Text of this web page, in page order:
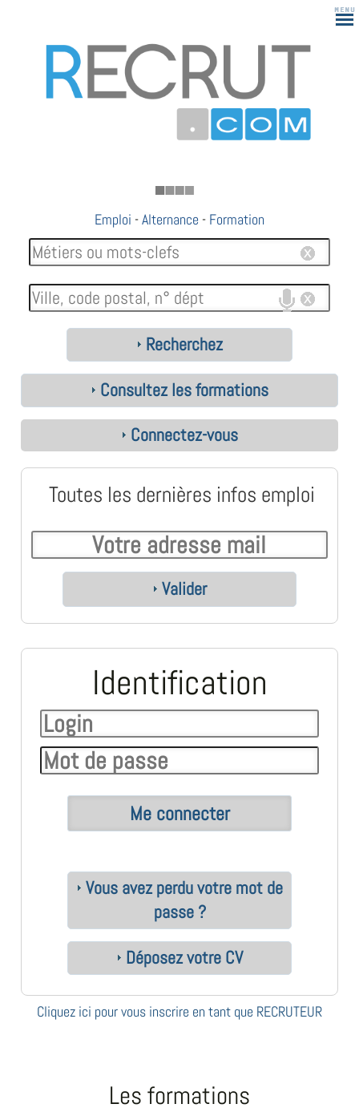
183
Emploi -Alternance - Formation
Recherchez
Consultez les formations
Connectez-vous
Toutes les dernières infos emploi
Valider
Identification
Vous avez perdu votre mot de
passe ?
Déposez votre CV
Cliquez ici pour vous inscrire en tant que RECRUTEUR
Les formations